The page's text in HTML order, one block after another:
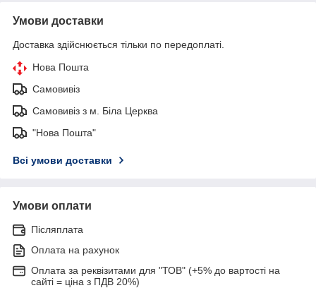
Умови доставки
Доставка здійснюється тільки по передоплаті.
Нова Пошта
Самовивіз
Самовивіз з м. Біла Церква
"Нова Пошта"
Всі умови доставки
Умови оплати
Післяплата
Оплата на рахунок
Оплата за реквізитами для "ТОВ" (+5% до вартості на
сайті = ціна з ПДВ 20%)